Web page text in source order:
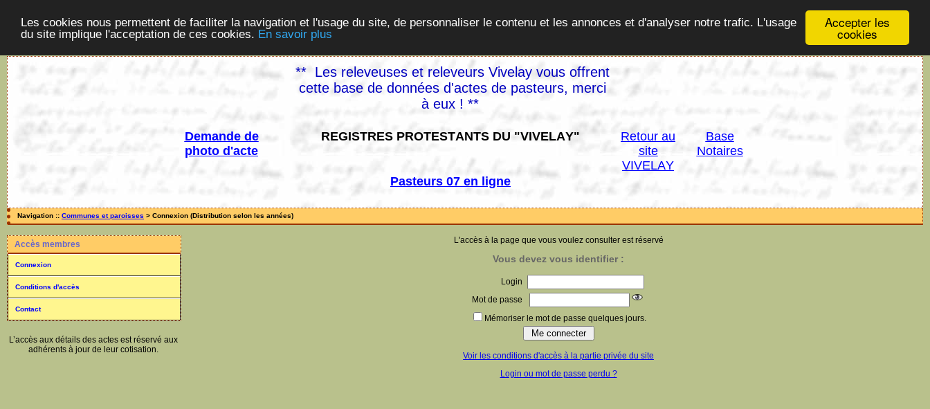
Accepter les
cookies
Les cookies nous permettent de faciliter la navigation et l'usage du site, de personnaliser le contenu et les annonces et d'analyser notre trafic. L'usage
du site implique l'acceptation de ces cookies. En savoir plus
** Les releveuses et releveurs Vivelay vous offrent
cette base de données d'actes de pasteurs, merci
à eux ! **
Demande de
photo d'acte
REGISTRES PROTESTANTS DU "VIVELAY"
Retour au
site
VIVELAY
Base
Notaires
Pasteurs 07 en ligne
Navigation :: Communes et paroisses > Connexion (Distribution selon les années)
Accès membres
Connexion
Conditions d'accès
Contact
L’accès aux détails des actes est réservé aux
adhérents à jour de leur cotisation.
L'accès à la page que vous voulez consulter est réservé
Vous devez vous identifier :
Login
Mot de passe
Mémoriser le mot de passe quelques jours.
Voir les conditions d'accès à la partie privée du site
Login ou mot de passe perdu ?